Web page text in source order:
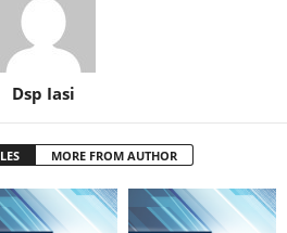
Dsp Iasi
MORE FROM AUTHOR